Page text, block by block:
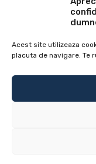
Acest site utilizeaza
placuta de navigare. Te
Informatii